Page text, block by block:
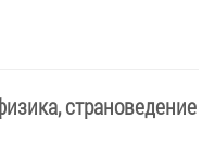
страноведение